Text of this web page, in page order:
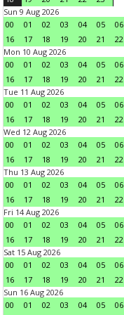
Sun 9 Aug 2026
00
01 02 03 04 05 06
16
17 18 19 20 21 22
Mon 10 Aug 2026
00
01 02 03 04 05 06
16
17 18 19 20 21 22
Tue 11 Aug 2026
00
01 02 03 04 05 06
16
17 18 19 20 21 22
Wed 12 Aug 2026
00
01 02 03 04 05 06
16
17 18 19 20 21 22
Thu 13 Aug 2026
00
01 02 03 04 05 06
16
17 18 19 20 21 22
Fri 14 Aug 2026
00
01 02 03 04 05 06
16
17 18 19 20 21 22
Sat 15 Aug 2026
00
01 02 03 04 05 06
16
17 18 19 20 21 22
Sun 16 Aug 2026
00
01 02 03 04 05 06